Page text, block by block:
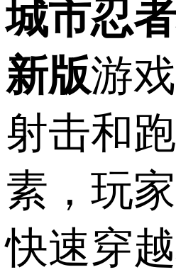
城市忍
新版游
射击和
素，玩
快速穿